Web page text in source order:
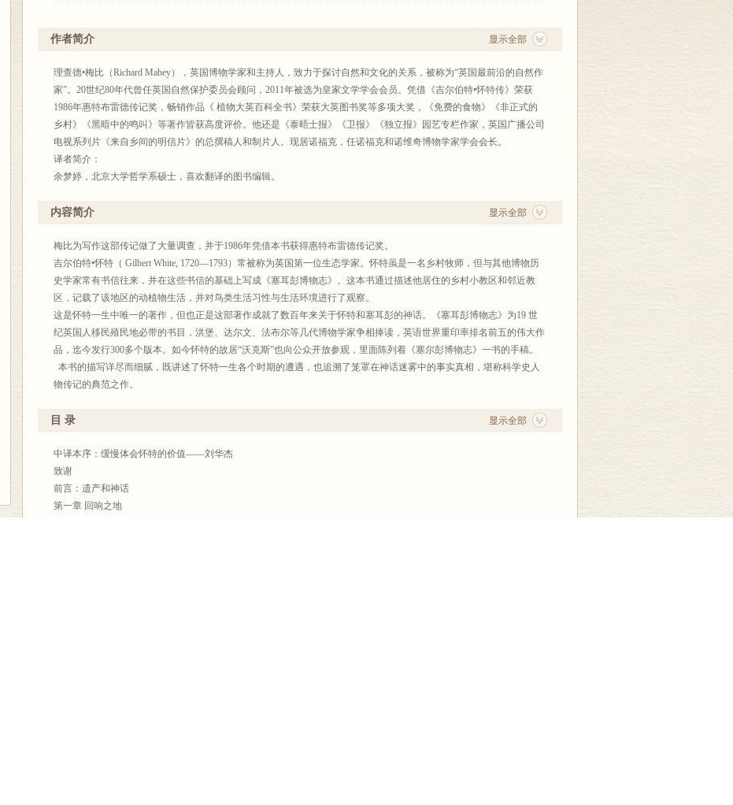
显示全部
作者简介
理查德•梅比（Richard Mabey），英国博物学家和主持人，致力于探讨自然和文化的关系，被称为“英国最前沿的自然作
家”。20世纪80年代曾任英国自然保护委员会顾问，2011年被选为皇家文学学会会员。凭借《吉尔伯特•怀特传》荣获
1986年惠特布雷德传记奖，畅销作品《 植物大英百科全书》荣获大英图书奖等多项大奖，《免费的食物》《非正式的
乡村》《黑暗中的鸣叫》等著作皆获高度评价。他还是《泰晤士报》《卫报》《独立报》园艺专栏作家，英国广播公司
电视系列片《来自乡间的明信片》的总撰稿人和制片人。现居诺福克，任诺福克和诺维奇博物学家学会会长。
译者简介：
余梦婷，北京大学哲学系硕士，喜欢翻译的图书编辑。
显示全部
内容简介
梅比为写作这部传记做了大量调查，并于1986年凭借本书获得惠特布雷德传记奖。
吉尔伯特•怀特（ Gilbert White, 1720—1793）常被称为英国第一位生态学家。怀特虽是一名乡村牧师，但与其他博物历
史学家常有书信往来，并在这些书信的基础上写成《塞耳彭博物志》。这本书通过描述他居住的乡村小教区和邻近教
区，记载了该地区的动植物生活，并对鸟类生活习性与生活环境进行了观察。
这是怀特一生中唯一的著作，但也正是这部著作成就了数百年来关于怀特和塞耳彭的神话。《塞耳彭博物志》为19 世
纪英国人移民殖民地必带的书目，洪堡、达尔文、法布尔等几代博物学家争相捧读，英语世界重印率排名前五的伟大作
品，迄今发行300多个版本。如今怀特的故居“沃克斯”也向公众开放参观，里面陈列着《塞尔彭博物志》一书的手稿。
本书的描写详尽而细腻，既讲述了怀特一生各个时期的遭遇，也追溯了笼罩在神话迷雾中的事实真相，堪称科学史人
物传记的典范之作。
显示全部
目 录
中译本序：缓慢体会怀特的价值——刘华杰
致谢
前言：遗产和神话
第一章 回响之地